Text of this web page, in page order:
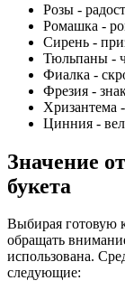
Розы -
Ромашка -
Сирень -
Тюльпаны -
Фиалка -
Фрезия -
Хризантема
Цинния -
Значение
букета
Выбирая готовую
обращать
использована.
следующие: